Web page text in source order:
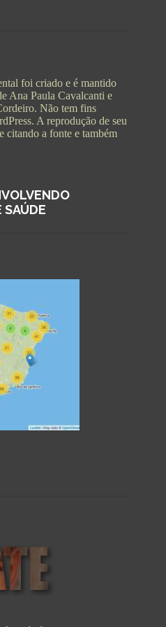
foi criado e é mantido
Ana Paula Cavalcanti e
Não tem fins
A reprodução de seu
citando a fonte e também
SAÚDE